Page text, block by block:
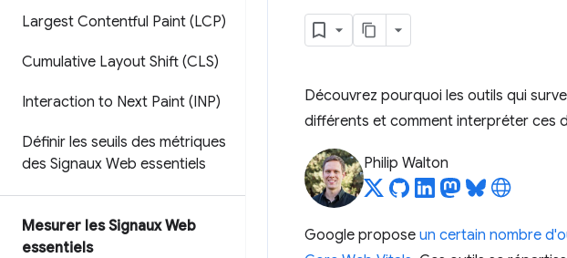
Largest Contentful Paint (LCP)
Cumulative Layout Shift (CLS)
Interaction to Next Paint (INP)
Définir les seuils des métriques
des Signaux Web essentiels
Mesurer les Signaux Web
essentiels
Découvrez pourquoi les outils qui
différents et comment interpréter ces
Philip Walton
Google propose un certain nombre